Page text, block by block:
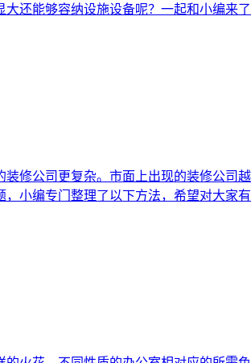
还能够容纳设施设备呢？一起和小编来了
修公司更复杂。市面上出现的装修公司
小编专门整理了以下方法，希望对大家有